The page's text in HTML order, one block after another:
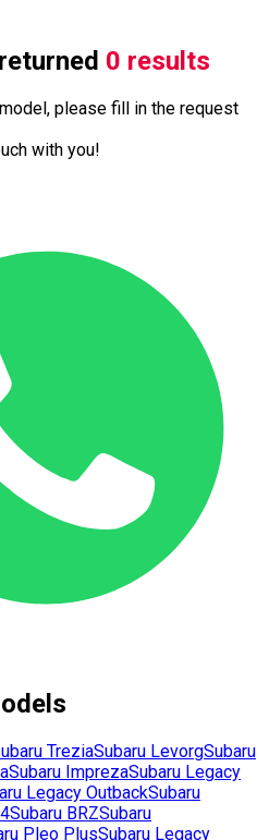
0 results
please fill in the request
with you!
TreziaSubaru LevorgSubaru
Subaru ImprezaSubaru Legacy
Legacy OutbackSubaru
Subaru BRZSubaru
Pleo PlusSubaru Legacy